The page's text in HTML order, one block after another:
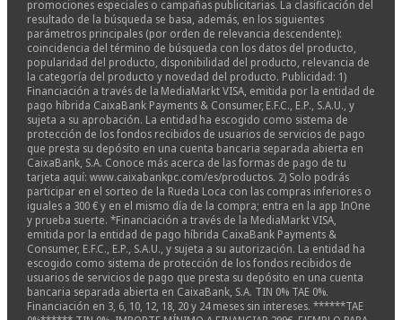
promociones especiales o campañas publicitarias. La clasificación del
resultado de la búsqueda se basa, además, en los siguientes
parámetros principales (por orden de relevancia descendente):
coincidencia del término de búsqueda con los datos del producto,
popularidad del producto, disponibilidad del producto, relevancia de
la categoría del producto y novedad del producto. Publicidad: 1)
Financiación a través de la MediaMarkt VISA, emitida por la entidad de
pago híbrida CaixaBank Payments & Consumer, E.F.C., E.P., S.A.U., y
sujeta a su aprobación. La entidad ha escogido como sistema de
protección de los fondos recibidos de usuarios de servicios de pago
que presta su depósito en una cuenta bancaria separada abierta en
CaixaBank, S.A. Conoce más acerca de las formas de pago de tu
tarjeta aquí: www.caixabankpc.com/es/productos. 2) Solo podrás
participar en el sorteo de la Rueda Loca con las compras inferiores o
iguales a 300 € y en el mismo día de la compra; entra en la app InOne
y prueba suerte. *Financiación a través de la MediaMarkt VISA,
emitida por la entidad de pago híbrida CaixaBank Payments &
Consumer, E.F.C., E.P., S.A.U., y sujeta a su autorización. La entidad ha
escogido como sistema de protección de los fondos recibidos de
usuarios de servicios de pago que presta su depósito en una cuenta
bancaria separada abierta en CaixaBank, S.A. TIN 0% TAE 0%.
Financiación en 3, 6, 10, 12, 18, 20 y 24 meses sin intereses. ******TAE